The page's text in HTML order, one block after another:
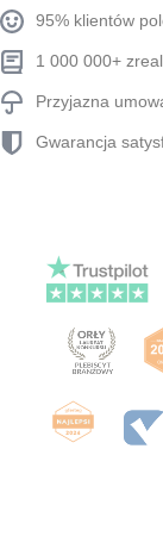
95% klientów
1 000 000+
Przyjazna
Gwarancja